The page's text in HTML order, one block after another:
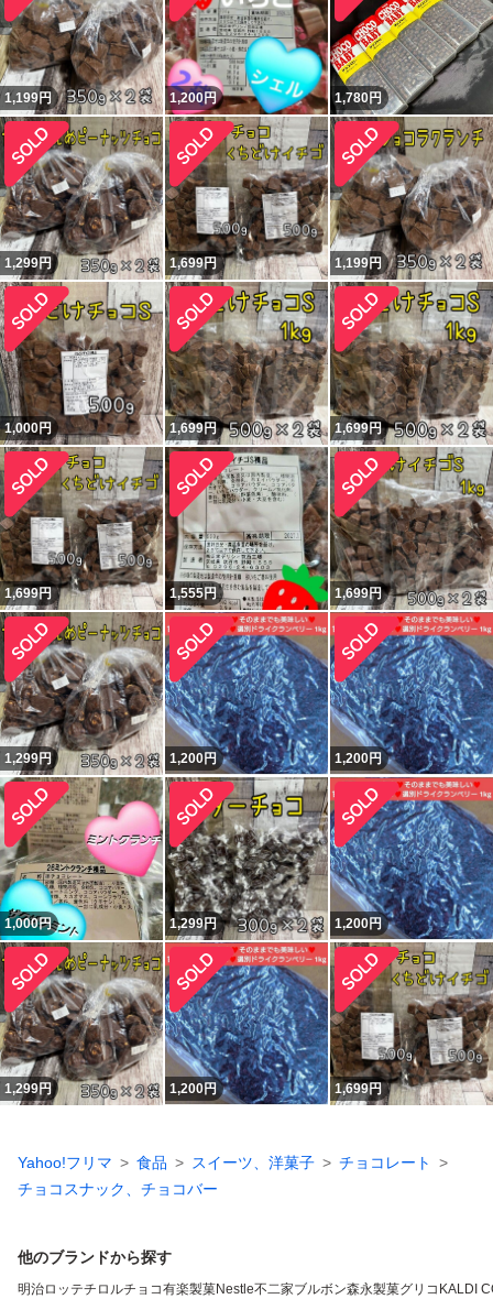
1,199円 1,200円 1,780円
1,299円 1,699円 1,199円
1,000円 1,699円 1,699円
1,699円 1,555円 1,699円
1,299円 1,200円 1,200円
1,000円 1,299円 1,200円
1,299円 1,200円 1,699円
Yahoo!フリマ 食品 スイーツ、洋菓子
チョコレート
チョコスナック、チョコバー
他のブランドから探す
明治ロッテチロルチョコ有楽製菓Nestle不二家ブルボン森永製菓グリコ KALDI